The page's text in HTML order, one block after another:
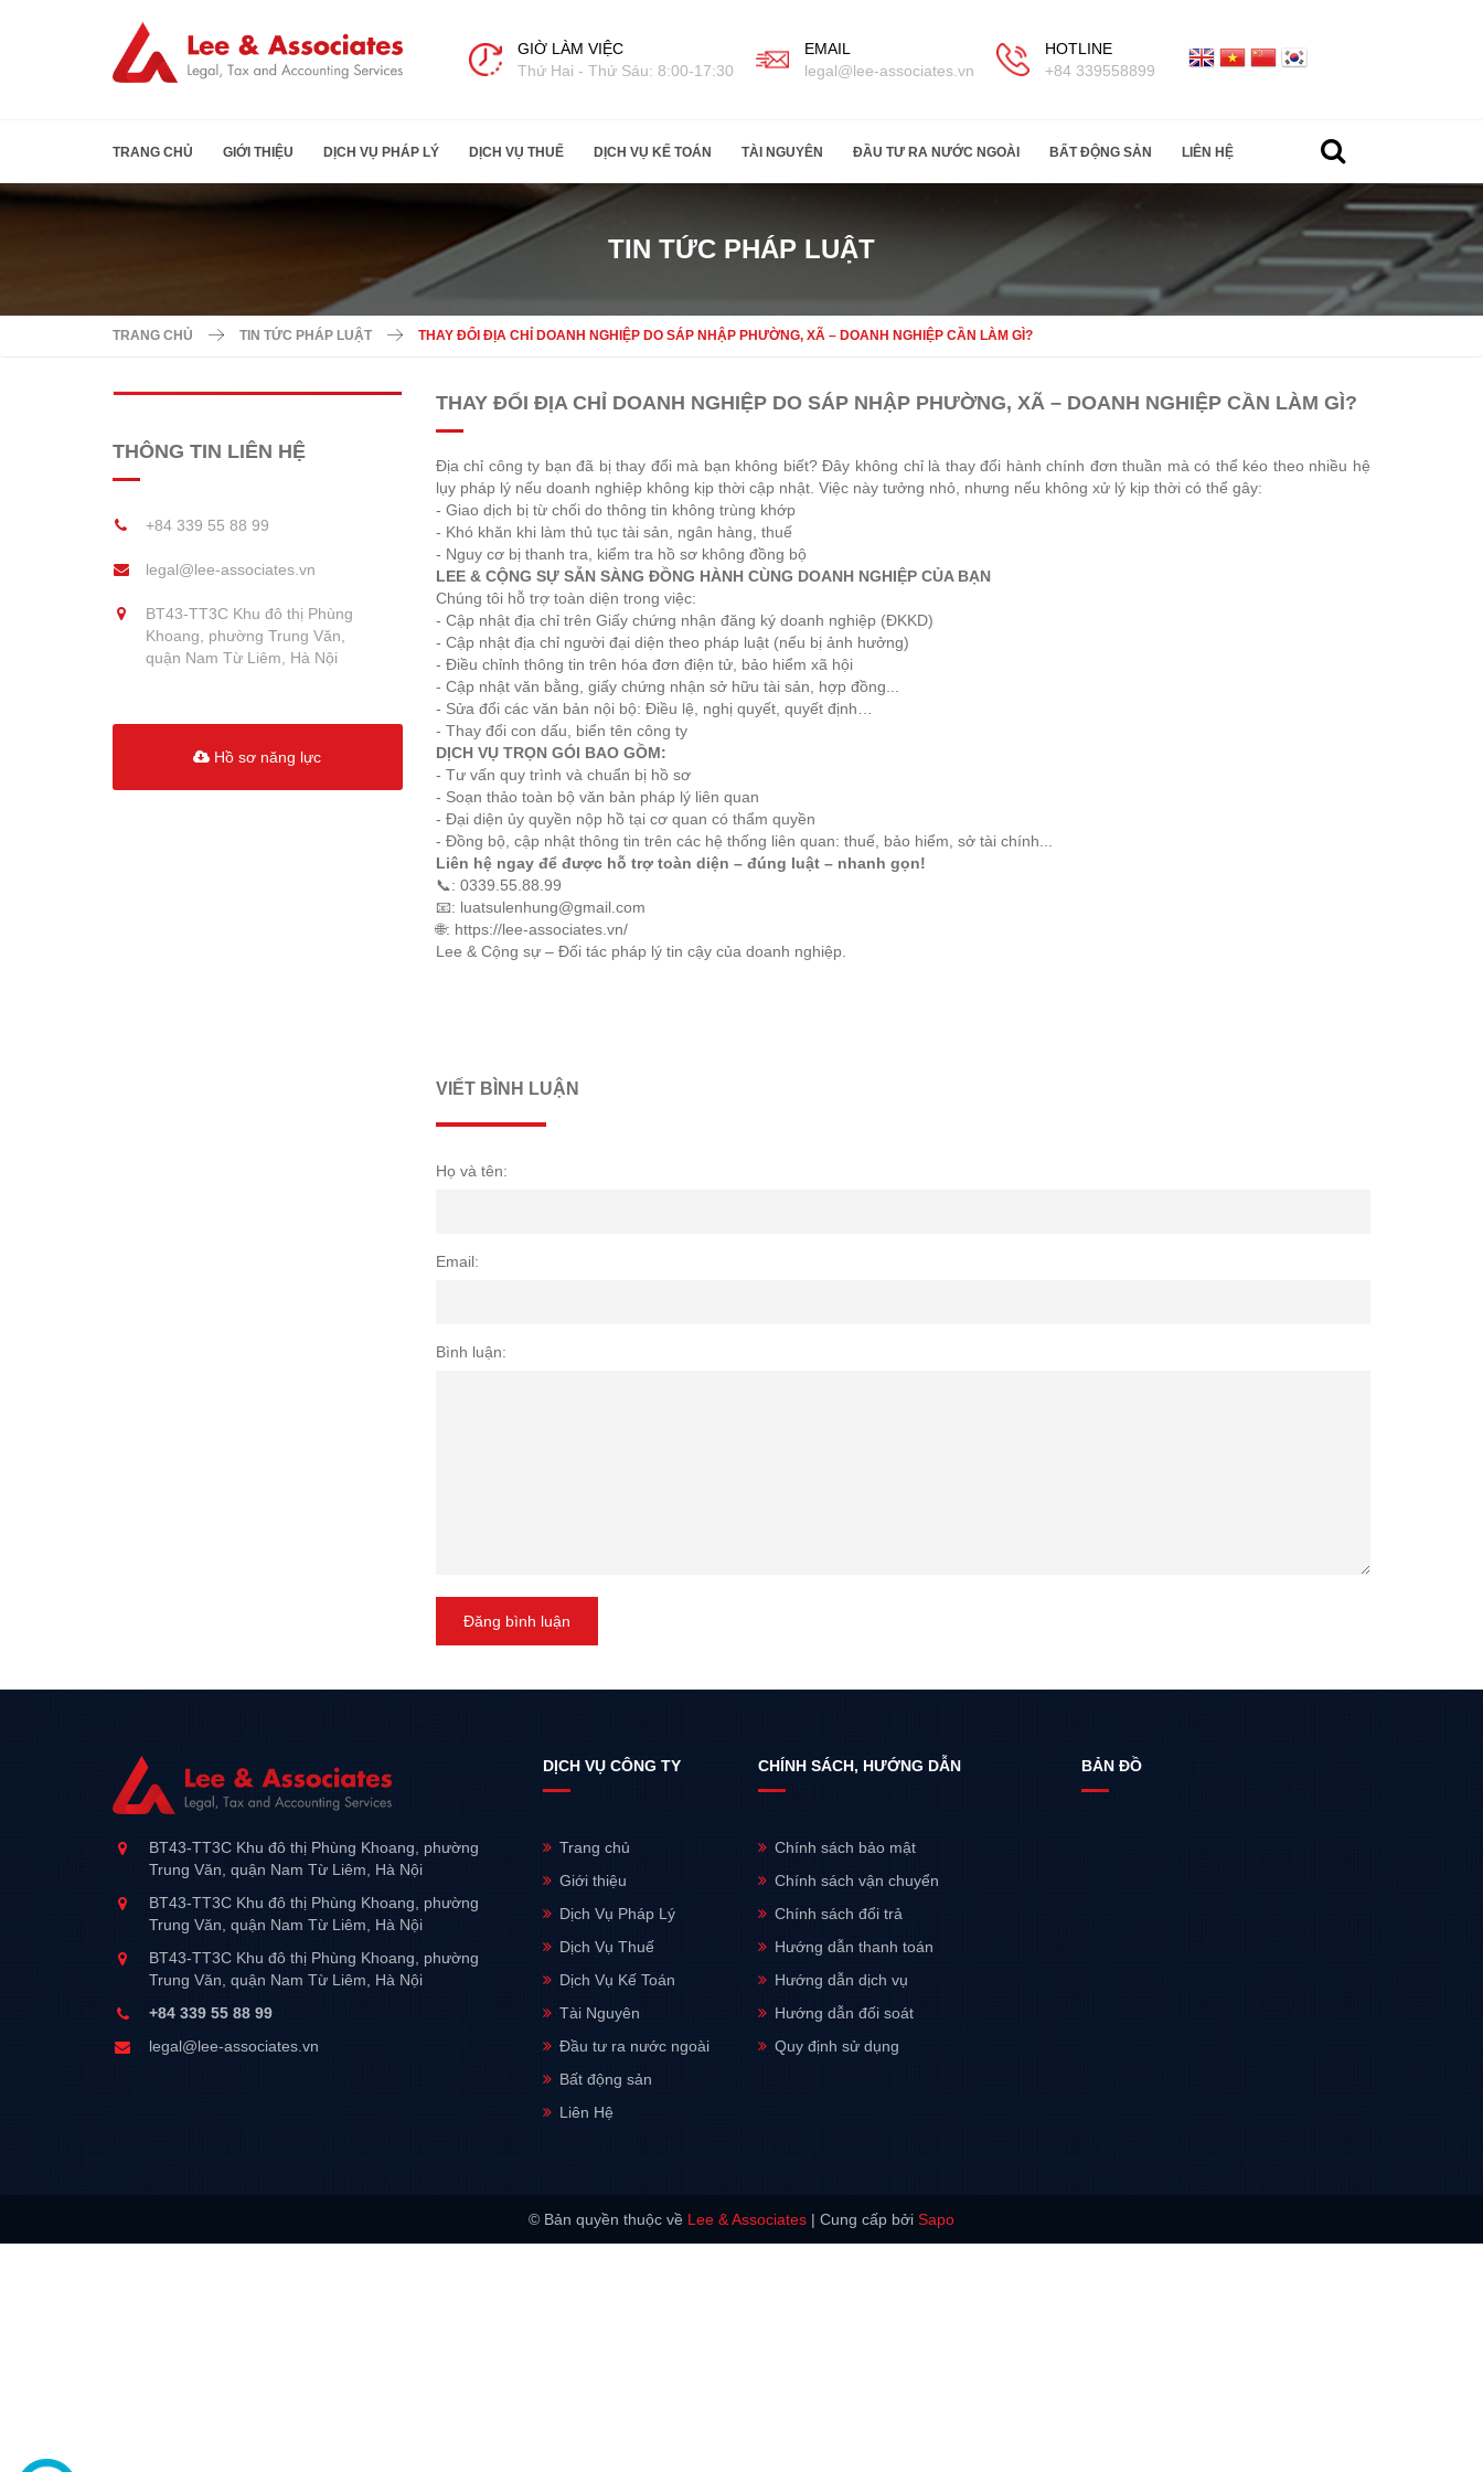
HOTLINE
+84 339558899
EMAIL
legal@lee-associates.vn
GIỜ LÀM VIỆC
Thứ Hai - Thứ Sáu: 8:00-17:30
TRANG CHỦ GIỚI THIỆU DỊCH VỤ PHÁP LÝ DỊCH VỤ THUẾ DỊCH VỤ KẾ TOÁN TÀI NGUYÊN ĐẦU TƯ RA NƯỚC NGOÀI BẤT ĐỘNG SẢN LIÊN HỆ
TIN TỨC PHÁP LUẬT
TRANG CHỦ TIN TỨC PHÁP LUẬT THAY ĐỔI ĐỊA CHỈ DOANH NGHIỆP DO SÁP NHẬP PHƯỜNG, XÃ – DOANH NGHIỆP CẦN LÀM GÌ?
THAY ĐỔI ĐỊA CHỈ DOANH NGHIỆP DO SÁP NHẬP PHƯỜNG, XÃ – DOANH NGHIỆP CẦN LÀM GÌ?
Địa chỉ công ty bạn đã bị thay đổi mà bạn không biết? Đây không chỉ là thay đổi hành chính đơn thuần mà có thể kéo theo nhiều hệ
lụy pháp lý nếu doanh nghiệp không kịp thời cập nhật. Việc này tưởng nhỏ, nhưng nếu không xử lý kịp thời có thể gây:
- Giao dịch bị từ chối do thông tin không trùng khớp
- Khó khăn khi làm thủ tục tài sản, ngân hàng, thuế
- Nguy cơ bị thanh tra, kiểm tra hồ sơ không đồng bộ
LEE & CỘNG SỰ SẴN SÀNG ĐỒNG HÀNH CÙNG DOANH NGHIỆP CỦA BẠN
Chúng tôi hỗ trợ toàn diện trong việc:
- Cập nhật địa chỉ trên Giấy chứng nhận đăng ký doanh nghiệp (ĐKKD)
- Cập nhật địa chỉ người đại diện theo pháp luật (nếu bị ảnh hưởng)
- Điều chỉnh thông tin trên hóa đơn điện tử, bảo hiểm xã hội
- Cập nhật văn bằng, giấy chứng nhận sở hữu tài sản, hợp đồng...
- Sửa đổi các văn bản nội bộ: Điều lệ, nghị quyết, quyết định…
- Thay đổi con dấu, biển tên công ty
DỊCH VỤ TRỌN GÓI BAO GỒM:
- Tư vấn quy trình và chuẩn bị hồ sơ
- Soạn thảo toàn bộ văn bản pháp lý liên quan
- Đại diện ủy quyền nộp hồ tại cơ quan có thẩm quyền
- Đồng bộ, cập nhật thông tin trên các hệ thống liên quan: thuế, bảo hiểm, sở tài chính...
Liên hệ ngay để được hỗ trợ toàn diện – đúng luật – nhanh gọn!
📞: 0339.55.88.99
📧: luatsulenhung@gmail.com
🌐: https://lee-associates.vn/
Lee & Cộng sự – Đối tác pháp lý tin cậy của doanh nghiệp.
VIẾT BÌNH LUẬN
Họ và tên:
Email:
Bình luận:
Đăng bình luận
THÔNG TIN LIÊN HỆ
+84 339 55 88 99
legal@lee-associates.vn
BT43-TT3C Khu đô thị Phùng
Khoang, phường Trung Văn,
quận Nam Từ Liêm, Hà Nội
Hồ sơ năng lực
BT43-TT3C Khu đô thị Phùng Khoang, phường
Trung Văn, quận Nam Từ Liêm, Hà Nội
BT43-TT3C Khu đô thị Phùng Khoang, phường
Trung Văn, quận Nam Từ Liêm, Hà Nội
BT43-TT3C Khu đô thị Phùng Khoang, phường
Trung Văn, quận Nam Từ Liêm, Hà Nội
+84 339 55 88 99
legal@lee-associates.vn
DỊCH VỤ CÔNG TY
Trang chủ
Giới thiệu
Dịch Vụ Pháp Lý
Dịch Vụ Thuế
Dịch Vụ Kế Toán
Tài Nguyên
Đầu tư ra nước ngoài
Bất động sản
Liên Hệ
CHÍNH SÁCH, HƯỚNG DẪN
Chính sách bảo mật
Chính sách vận chuyển
Chính sách đổi trả
Hướng dẫn thanh toán
Hướng dẫn dịch vụ
Hướng dẫn đối soát
Quy định sử dụng
BẢN ĐỒ
© Bản quyền thuộc về Lee & Associates | Cung cấp bởi Sapo